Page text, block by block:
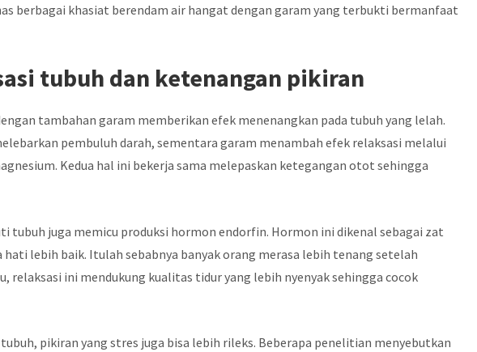
berbagai khasiat berendam air hangat dengan garam yang terbukti bermanfaat
tubuh dan ketenangan pikiran
tambahan garam memberikan efek menenangkan pada tubuh yang lelah.
pembuluh darah, sementara garam menambah efek relaksasi melalui
Kedua hal ini bekerja sama melepaskan ketegangan otot sehingga
tubuh juga memicu produksi hormon endorfin. Hormon ini dikenal sebagai zat
hati lebih baik. Itulah sebabnya banyak orang merasa lebih tenang setelah
relaksasi ini mendukung kualitas tidur yang lebih nyenyak sehingga cocok
pikiran yang stres juga bisa lebih rileks. Beberapa penelitian menyebutkan